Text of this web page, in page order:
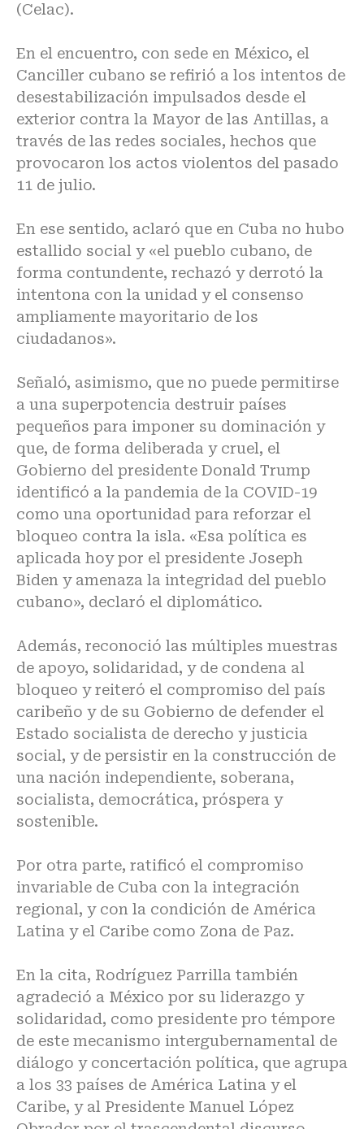
(Celac).
En el encuentro, con sede en México, el
Canciller cubano se refirió a los intentos de
desestabilización impulsados desde el
exterior contra la Mayor de las Antillas, a
través de las redes sociales, hechos que
provocaron los actos violentos del pasado
11 de julio.
En ese sentido, aclaró que en Cuba no hubo
estallido social y «el pueblo cubano, de
forma contundente, rechazó y derrotó la
intentona con la unidad y el consenso
ampliamente mayoritario de los
ciudadanos».
Señaló, asimismo, que no puede permitirse
a una superpotencia destruir países
pequeños para imponer su dominación y
que, de forma deliberada y cruel, el
Gobierno del presidente Donald Trump
identificó a la pandemia de la COVID-19
como una oportunidad para reforzar el
bloqueo contra la isla. «Esa política es
aplicada hoy por el presidente Joseph
Biden y amenaza la integridad del pueblo
cubano», declaró el diplomático.
Además, reconoció las múltiples muestras
de apoyo, solidaridad, y de condena al
bloqueo y reiteró el compromiso del país
caribeño y de su Gobierno de defender el
Estado socialista de derecho y justicia
social, y de persistir en la construcción de
una nación independiente, soberana,
socialista, democrática, próspera y
sostenible.
Por otra parte, ratificó el compromiso
invariable de Cuba con la integración
regional, y con la condición de América
Latina y el Caribe como Zona de Paz.
En la cita, Rodríguez Parrilla también
agradeció a México por su liderazgo y
solidaridad, como presidente pro témpore
de este mecanismo intergubernamental de
diálogo y concertación política, que agrupa
a los 33 países de América Latina y el
Caribe, y al Presidente Manuel López